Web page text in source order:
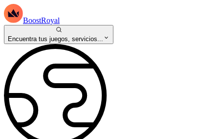
BoostRoyal
Encuentra tus juegos, servicios...